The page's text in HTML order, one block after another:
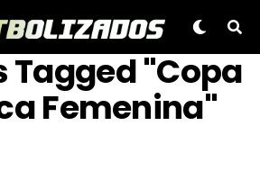
Tagged "Copa
Femenina"